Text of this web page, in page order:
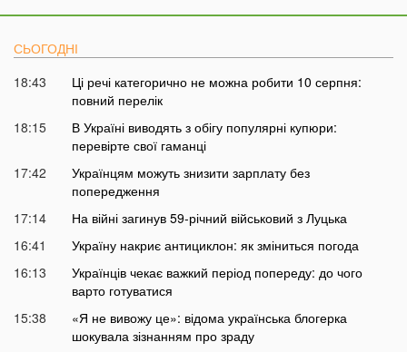
СЬОГОДНІ
18:43
Ці речі категорично не можна робити 10 серпня:
повний перелік
18:15
В Україні виводять з обігу популярні купюри:
перевірте свої гаманці
17:42
Українцям можуть знизити зарплату без
попередження
17:14
На війні загинув 59-річний військовий з Луцька
16:41
Україну накриє антициклон: як зміниться погода
16:13
Українців чекає важкий період попереду: до чого
варто готуватися
15:38
«Я не вивожу це»: відома українська блогерка
шокувала зізнанням про зраду